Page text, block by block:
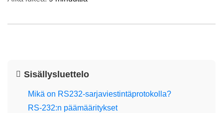
Sisällysluettelo
Mikä on RS232-sarjaviestintäprotokolla?
RS-232:n päämääritykset